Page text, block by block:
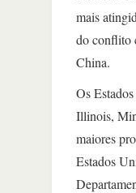
mais
do conflito
China.
Os
Illinois,
maiores
Estados